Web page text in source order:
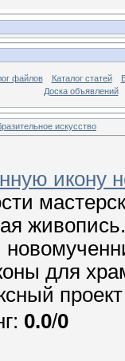
файлов Каталог статей
Доска объявлений
искусство
икону
для
: 0.0/0